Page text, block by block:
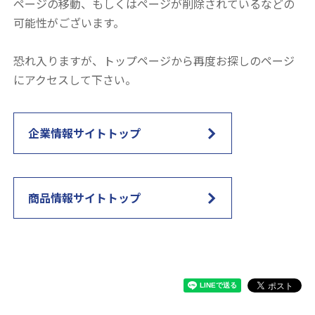
ページの移動、もしくはページが削除されているなどの
可能性がございます。
恐れ入りますが、トップページから再度お探しのページ
にアクセスして下さい。
企業情報サイトトップ
商品情報サイトトップ